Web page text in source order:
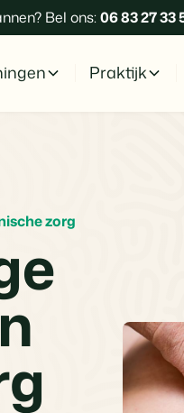
Bel ons:06 83 27 33
Praktijk
zorg